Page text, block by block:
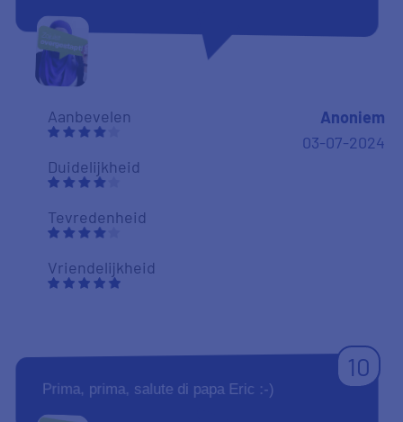
Aanbevelen
Duidelijkheid
Tevredenheid
Vriendelijkheid
Anoniem
03-07-2024
10
Prima, prima, salute di papa Eric :-)